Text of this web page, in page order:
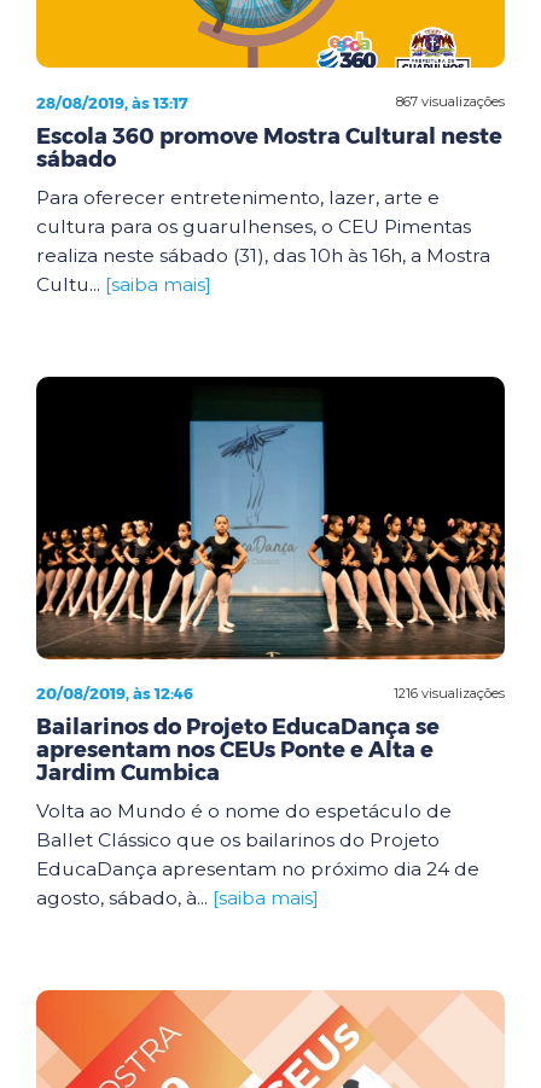
867 visualizações
28/08/2019, às 13:17
Escola 360 promove Mostra Cultural neste
sábado
Para oferecer entretenimento, lazer, arte e
cultura para os guarulhenses, o CEU Pimentas
realiza neste sábado (31), das 10h às 16h, a Mostra
Cultu... [saiba mais]
1216 visualizações
20/08/2019, às 12:46
Bailarinos do Projeto EducaDança se
apresentam nos CEUs Ponte e Alta e
Jardim Cumbica
Volta ao Mundo é o nome do espetáculo de
Ballet Clássico que os bailarinos do Projeto
EducaDança apresentam no próximo dia 24 de
agosto, sábado, à... [saiba mais]